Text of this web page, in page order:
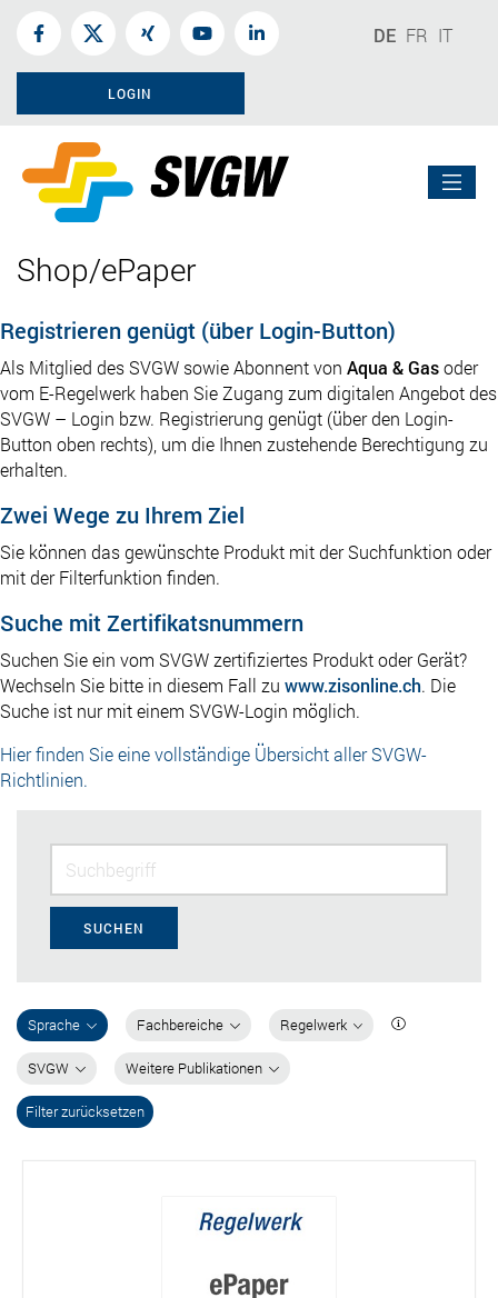
DE FR IT
LOGIN
Shop/ePaper
Registrieren genügt (über Login-Button)
Als Mitglied des SVGW sowie Abonnent von Aqua & Gasoder
vom E-Regelwerk haben Sie Zugang zum digitalen Angebot des
SVGW – Login bzw. Registrierung genügt (über den Login-
Button oben rechts), um die Ihnen zustehende Berechtigung zu
erhalten.
Zwei Wege zu Ihrem Ziel
Sie können das gewünschte Produkt mit der Suchfunktion oder
mit der Filterfunktion finden.
Suche mit Zertifikatsnummern
Suchen Sie ein vom SVGW zertifiziertes Produkt oder Gerät?
Wechseln Sie bitte in diesem Fall zu www.zisonline.ch. Die
Suche ist nur mit einem SVGW-Login möglich.
Hier finden Sie eine vollständige Übersicht aller SVGW-
Richtlinien.
SUCHEN
Sprache Fachbereiche Regelwerk
SVGW Weitere Publikationen
Filter zurücksetzen